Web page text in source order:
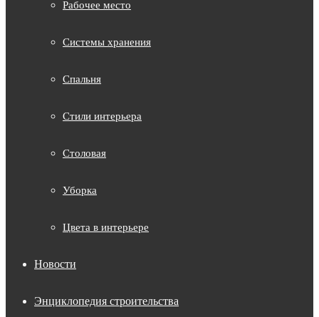
Рабочее место
Системы хранения
Спальня
Стили интерьера
Столовая
Уборка
Цвета в интерьере
Новости
Энциклопедия строительства